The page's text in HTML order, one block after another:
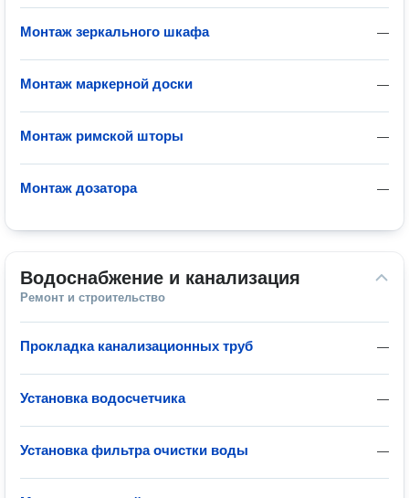
—
Монтаж зеркального шкафа
—
Монтаж маркерной доски
—
Монтаж римской шторы
—
Монтаж дозатора
Водоснабжение и канализация
Ремонт и строительство
—
Прокладка канализационных труб
—
Установка водосчетчика
—
Установка фильтра очистки воды